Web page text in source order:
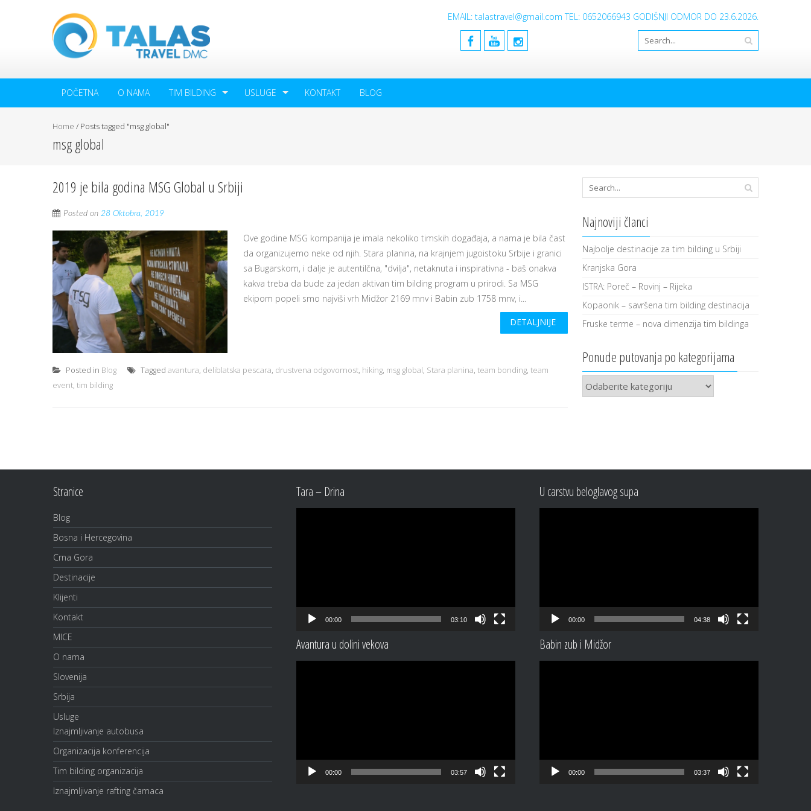
EMAIL: talastravel@gmail.com TEL: 0652066943 GODIŠNJI ODMOR DO 23.6.2026.
POČETNA O NAMA TIM BILDING USLUGE KONTAKT BLOG
Home / Posts tagged "msg global"
msg global
2019 je bila godina MSG Global u Srbiji
Posted on 28 Oktobra, 2019
Ove godine MSG kompanija je imala nekoliko timskih događaja, a nama je bila čast
da organizujemo neke od njih. Stara planina, na krajnjem jugoistoku Srbije i granici
sa Bugarskom, i dalje je autentilčna, "dvilja", netaknuta i inspirativna - baš onakva
kakva treba da bude za jedan aktivan tim bilding program u prirodi. Sa MSG
ekipom popeli smo najviši vrh Midžor 2169 mnv i Babin zub 1758 mnv, i...
DETALJNIJE
Posted in Blog Tagged avantura, deliblatska pescara, drustvena odgovornost, hiking, msg global, Stara planina, team bonding, team
event, tim bilding
Najnoviji članci
Najbolje destinacije za tim bilding u Srbiji
Kranjska Gora
ISTRA: Poreč – Rovinj – Rijeka
Kopaonik – savršena tim bilding destinacija
Fruske terme – nova dimenzija tim bildinga
Ponude putovanja po kategorijama
Ponude
putovanja
Stranice
Blog
Bosna i Hercegovina
Crna Gora
Destinacije
Klijenti
Kontakt
MICE
O nama
Slovenija
Srbija
Usluge
Iznajmljivanje autobusa
Organizacija konferencija
Tim bilding organizacija
Iznajmljivanje rafting čamaca
Tara – Drina
00:00 03:10
Avantura u dolini vekova
00:00 03:57
U carstvu beloglavog supa
00:00 04:38
Babin zub i Midžor
00:00 03:37